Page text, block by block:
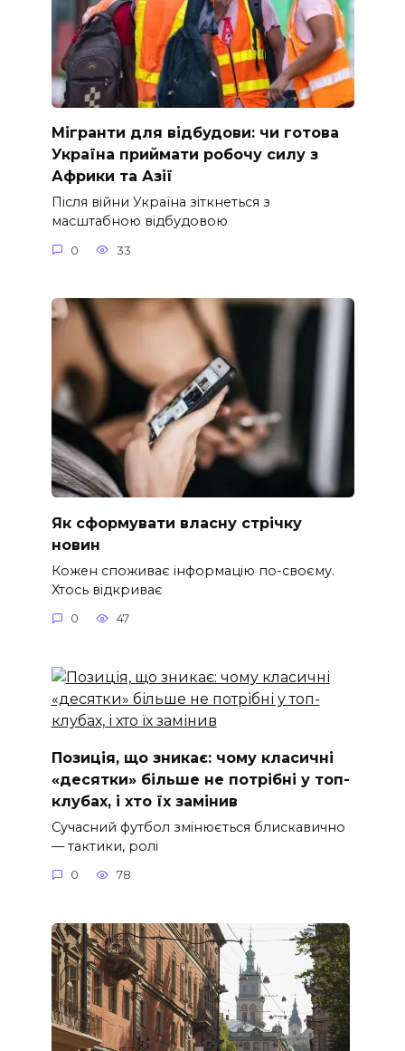
Мігранти для відбудови: чи готова
Україна приймати робочу силу з
Африки та Азії
Після війни Україна зіткнеться з
масштабною відбудовою
0 33
Як сформувати власну стрічку
новин
Кожен споживає інформацію по-своєму.
Хтось відкриває
0 47
Позиція, що зникає: чому класичні
«десятки» більше не потрібні у топ-
клубах, і хто їх замінив
Сучасний футбол змінюється блискавично
— тактики, ролі
0 78